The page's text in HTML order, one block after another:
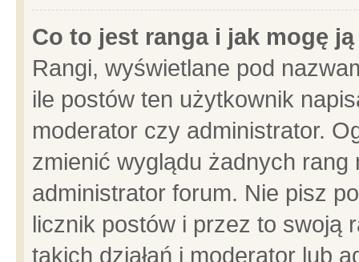
Co to jest ranga i jak mogę
Rangi, wyświetlane pod
ile postów ten użytkownik
moderator czy administrator.
zmienić wyglądu żadnych
administrator forum. Nie pisz
licznik postów i przez to swoją
takich działań i moderator lub